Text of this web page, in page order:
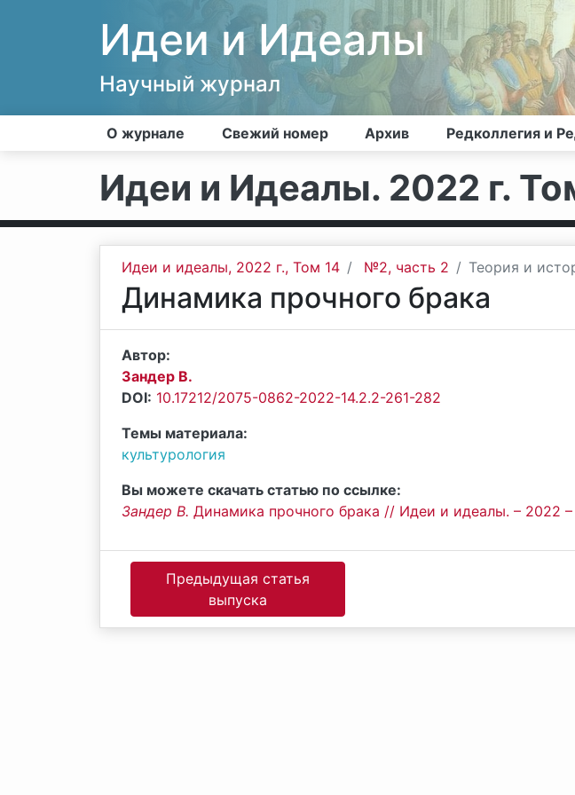
Идеи и Идеалы
Научный журнал
О журнале Свежий номер Архив Редколлегия и
Идеи и Идеалы. 2022 г.
Идеи и идеалы, 2022 г., Том 14 №2, часть 2 Теория и
Динамика прочного брака
Автор:
Зандер В.
DOI: 10.17212/2075-0862-2022-14.2.2-261-282
Темы материала:
культурология
Вы можете скачать статью по ссылке:
Зандер В. Динамика прочного брака // Идеи и идеалы. – 2022
Предыдущая статья
выпуска